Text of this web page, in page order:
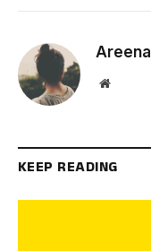
Areena
Website
KEEP READING